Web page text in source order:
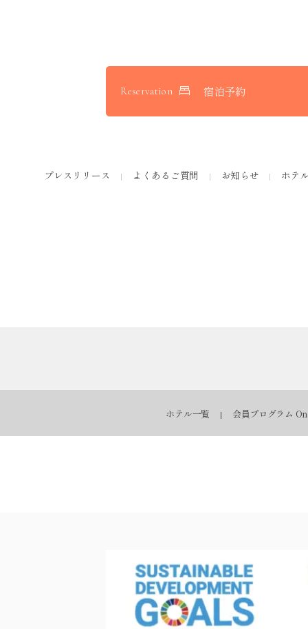
Reservation 宿泊予約
プレスリリース よくあるご質問 お知らせ ホテ
ホテル一覧 会員プログラム